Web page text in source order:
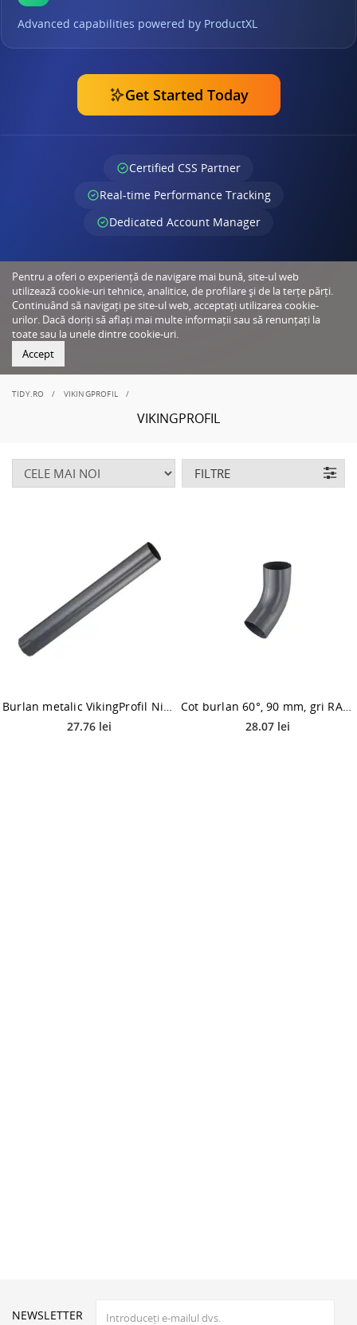
Advanced capabilities powered by ProductXL
Get Started Today
Certified CSS Partner
Real-time Performance Tracking
Dedicated Account Manager
Pentru a oferi o experiență de navigare mai bună, site-ul web
utilizează cookie-uri tehnice, analitice, de profilare și de la terțe părți.
Continuând să navigați pe site-ul web, acceptați utilizarea cookie-
urilor. Dacă doriți să aflați mai multe informații sau să renunțați la
toate sau la unele dintre cookie-uri.
Accept
TIDY.RO VIKINGPROFIL
VIKINGPROFIL
FILTRE
27.76 lei
Cot burlan 60°, 90 mm, gri RAL 7016
28.07 lei
NEWSLETTER